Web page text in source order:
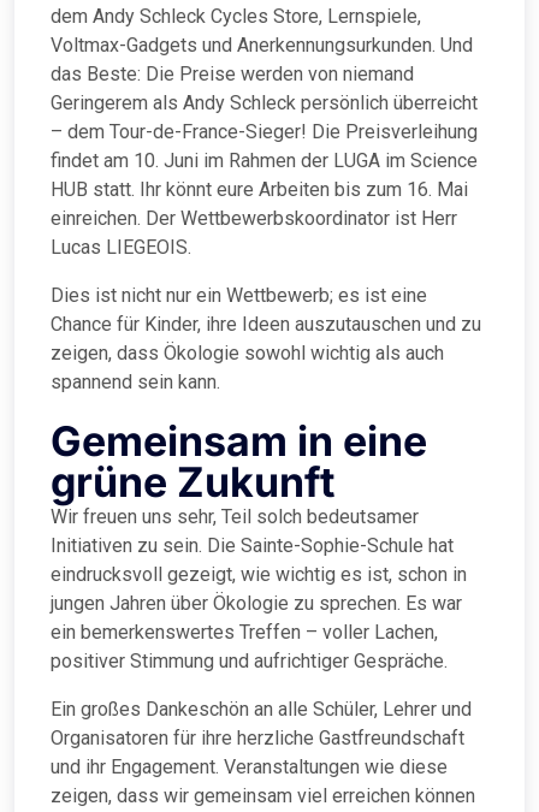
dem Andy Schleck Cycles Store, Lernspiele,
Voltmax-Gadgets und Anerkennungsurkunden. Und
das Beste: Die Preise werden von niemand
Geringerem als Andy Schleck persönlich überreicht
– dem Tour-de-France-Sieger! Die Preisverleihung
findet am 10. Juni im Rahmen der LUGA im Science
HUB statt. Ihr könnt eure Arbeiten bis zum 16. Mai
einreichen. Der Wettbewerbskoordinator ist Herr
Lucas LIEGEOIS.
Dies ist nicht nur ein Wettbewerb; es ist eine
Chance für Kinder, ihre Ideen auszutauschen und zu
zeigen, dass Ökologie sowohl wichtig als auch
spannend sein kann.
Gemeinsam in eine
grüne Zukunft
Wir freuen uns sehr, Teil solch bedeutsamer
Initiativen zu sein. Die Sainte-Sophie-Schule hat
eindrucksvoll gezeigt, wie wichtig es ist, schon in
jungen Jahren über Ökologie zu sprechen. Es war
ein bemerkenswertes Treffen – voller Lachen,
positiver Stimmung und aufrichtiger Gespräche.
Ein großes Dankeschön an alle Schüler, Lehrer und
Organisatoren für ihre herzliche Gastfreundschaft
und ihr Engagement. Veranstaltungen wie diese
zeigen, dass wir gemeinsam viel erreichen können